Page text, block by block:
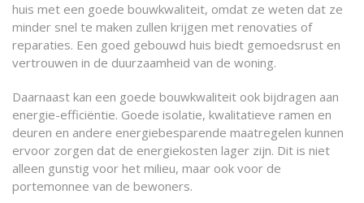
huis met een goede bouwkwaliteit, omdat ze weten dat ze
minder snel te maken zullen krijgen met renovaties of
reparaties. Een goed gebouwd huis biedt gemoedsrust en
vertrouwen in de duurzaamheid van de woning.
Daarnaast kan een goede bouwkwaliteit ook bijdragen aan
energie-efficiëntie. Goede isolatie, kwalitatieve ramen en
deuren en andere energiebesparende maatregelen kunnen
ervoor zorgen dat de energiekosten lager zijn. Dit is niet
alleen gunstig voor het milieu, maar ook voor de
portemonnee van de bewoners.